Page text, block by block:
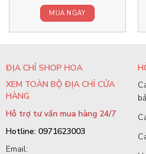
MUA NGAY
ĐỊA CHỈ SHOP HOA
XEM TOÀN BỘ ĐỊA CHỈ CỬA
HÀNG
Hỗ trợ tư vấn mua hàng 24/7
Hotline: 0971623003
Email: